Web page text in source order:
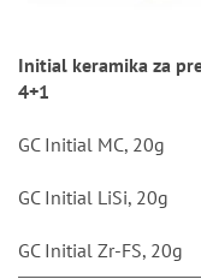
Initial keramika za
4+1
GC Initial MC, 20g
GC Initial LiSi, 20g
GC Initial Zr-FS, 20g